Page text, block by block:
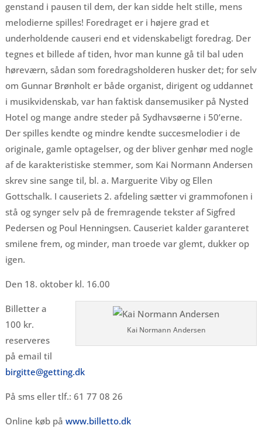
genstand i pausen til dem, der kan sidde helt stille, mens
melodierne spilles! Foredraget er i højere grad et
underholdende causeri end et videnskabeligt foredrag. Der
tegnes et billede af tiden, hvor man kunne gå til bal uden
høreværn, sådan som foredragsholderen husker det; for selv
om Gunnar Brønholt er både organist, dirigent og uddannet
i musikvidenskab, var han faktisk dansemusiker på Nysted
Hotel og mange andre steder på Sydhavsøerne i 50’erne.
Der spilles kendte og mindre kendte succesmelodier i de
originale, gamle optagelser, og der bliver genhør med nogle
af de karakteristiske stemmer, som Kai Normann Andersen
skrev sine sange til, bl. a. Marguerite Viby og Ellen
Gottschalk. I causeriets 2. afdeling sætter vi grammofonen i
stå og synger selv på de fremragende tekster af Sigfred
Pedersen og Poul Henningsen. Causeriet kalder garanteret
smilene frem, og minder, man troede var glemt, dukker op
igen.
Den 18. oktober kl. 16.00
Kai Normann Andersen
Billetter a
100 kr.
reserveres
på email til
birgitte@getting.dk
På sms eller tlf.: 61 77 08 26
Online køb på www.billetto.dk